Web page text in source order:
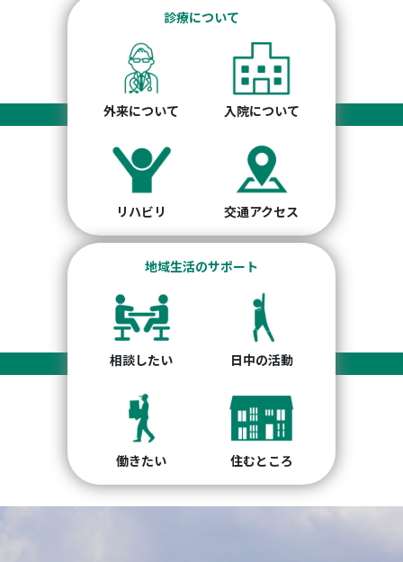
診療について
外来について 入院について
リハビリ 交通アクセス
地域生活のサポート
相談したい 日中の活動
働きたい 住むところ